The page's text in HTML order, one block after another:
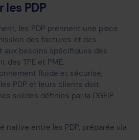
les PDP
les PDP prennent une place
des factures et des
aux besoins spécifiques des
des TPE et PME.
fluide et sécurisé,
PDP et leurs clients doit
solides définies par la DGFiP.
native entre les PDP, préparée via